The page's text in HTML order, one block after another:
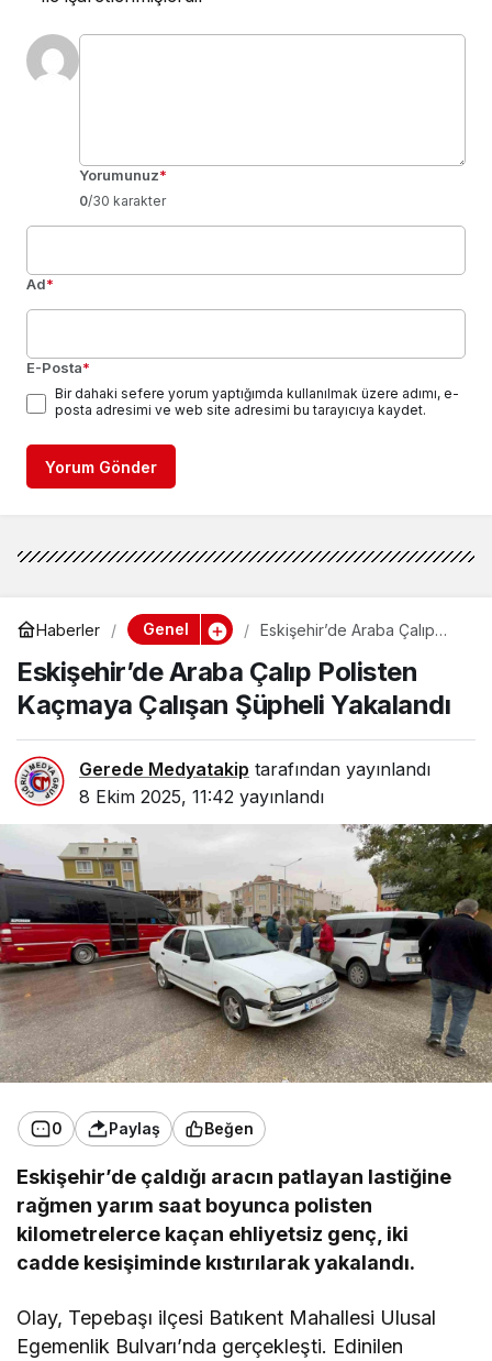
Yorumunuz*
0/30 karakter
Ad*
E-Posta*
Bir dahaki sefere yorum yaptığımda kullanılmak üzere adımı, e-
posta adresimi ve web site adresimi bu tarayıcıya kaydet.
Yorum Gönder
Haberler Genel
Eskişehir’de Araba Çalıp
Şüpheli Yakalandı
Eskişehir’de Araba Çalıp Polisten
Kaçmaya Çalışan Şüpheli Yakalandı
Gerede Medyatakip tarafından yayınlandı
8 Ekim 2025, 11:42 yayınlandı
0 Paylaş Beğen
Eskişehir’de çaldığı aracın patlayan lastiğine
rağmen yarım saat boyunca polisten
kilometrelerce kaçan ehliyetsiz genç, iki
cadde kesişiminde kıstırılarak yakalandı.
Olay, Tepebaşı ilçesi Batıkent Mahallesi Ulusal
Egemenlik Bulvarı’nda gerçekleşti. Edinilen